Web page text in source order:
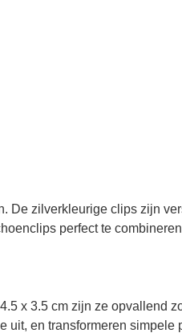
De zilverkleurige clips zijn
perfect te
x 3.5 cm zijn ze opvallend
en transformeren simpele